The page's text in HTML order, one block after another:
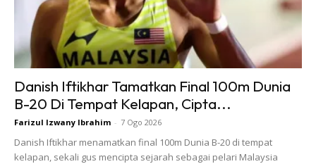
lawatan Persatuan Sahabat OKU Negeri Perak, di
rumahnya, baru-baru ini.
Ads
Danish Iftikhar Tamatkan Final 100m Dunia
B-20 Di Tempat Kelapan, Cipta...
Farizul Izwany Ibrahim - 7 Ogo 2026
Danish Iftikhar menamatkan final 100m Dunia B-20 di tempat
kelapan, sekali gus mencipta sejarah sebagai pelari Malaysia